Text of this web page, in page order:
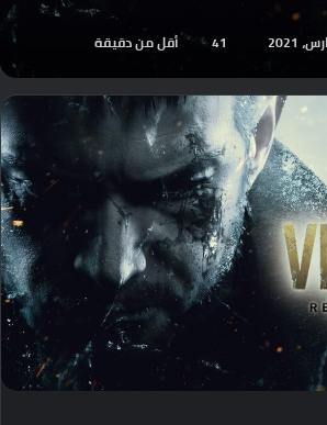
41 أقل من دقيقة